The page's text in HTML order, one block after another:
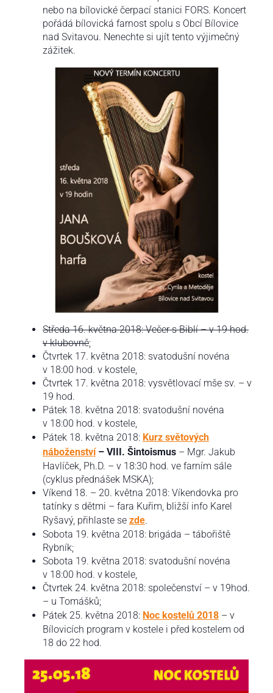
nebo na bílovické čerpací stanici FORS. Koncert
pořádá bílovická farnost spolu s Obcí Bílovice
nad Svitavou. Nenechte si ujít tento výjimečný
zážitek.
Středa 16. května 2018: Večer s Biblí – v 19 hod.
v klubovně;
Čtvrtek 17. května 2018: svatodušní novéna
v 18:00 hod. v kostele,
Čtvrtek 17. května 2018: vysvětlovací mše sv. – v
19 hod.
Pátek 18. května 2018: svatodušní novéna
v 18:00 hod. v kostele,
Pátek 18. května 2018: Kurz světových
náboženství– VIII. Šintoismus – Mgr. Jakub
Havlíček, Ph.D. – v 18:30 hod. ve farním sále
(cyklus přednášek MSKA);
Víkend 18. – 20. května 2018: Víkendovka pro
tatínky s dětmi – fara Kuřim, bližší info Karel
Ryšavý, přihlaste se zde.
Sobota 19. května 2018: brigáda – tábořiště
Rybník;
Sobota 19. května 2018: svatodušní novéna
v 18:00 hod. v kostele,
Čtvrtek 24. května 2018: společenství – v 19hod.
– u Tomášků;
Pátek 25. května 2018: Noc kostelů 2018 – v
Bílovicích program v kostele i před kostelem od
18 do 22 hod.